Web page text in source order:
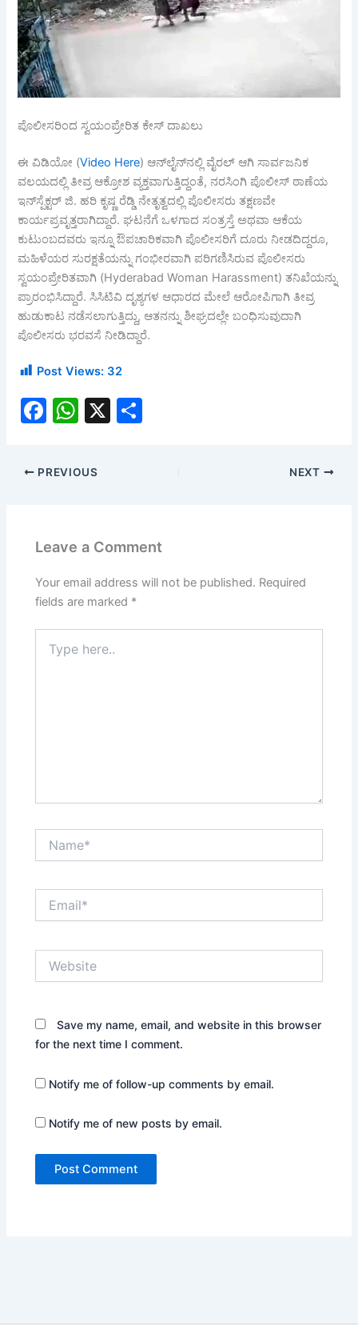
ಪೊಲೀಸರಿಂದ ಸ್ವಯಂಪ್ರೇರಿತ ಕೇಸ್ ದಾಖಲು
ಈ ವಿಡಿಯೋ (Video Here) ಆನ್‌ಲೈನ್‌ನಲ್ಲಿ ವೈರಲ್ ಆಗಿ ಸಾರ್ವಜನಿಕ
ವಲಯದಲ್ಲಿ ತೀವ್ರ ಆಕ್ರೋಶ ವ್ಯಕ್ತವಾಗುತ್ತಿದ್ದಂತೆ, ನರಸಿಂಗಿ ಪೊಲೀಸ್ ಠಾಣೆಯ
ಇನ್‌ಸ್ಪೆಕ್ಟರ್ ಜಿ. ಹರಿ ಕೃಷ್ಣ ರೆಡ್ಡಿ ನೇತೃತ್ವದಲ್ಲಿ ಪೊಲೀಸರು ತಕ್ಷಣವೇ
ಕಾರ್ಯಪ್ರವೃತ್ತರಾಗಿದ್ದಾರೆ. ಘಟನೆಗೆ ಒಳಗಾದ ಸಂತ್ರಸ್ತೆ ಅಥವಾ ಆಕೆಯ
ಕುಟುಂಬದವರು ಇನ್ನೂ ಔಪಚಾರಿಕವಾಗಿ ಪೊಲೀಸರಿಗೆ ದೂರು ನೀಡದಿದ್ದರೂ,
ಮಹಿಳೆಯರ ಸುರಕ್ಷತೆಯನ್ನು ಗಂಭೀರವಾಗಿ ಪರಿಗಣಿಸಿರುವ ಪೊಲೀಸರು
ಸ್ವಯಂಪ್ರೇರಿತವಾಗಿ (Hyderabad Woman Harassment) ತನಿಖೆಯನ್ನು
ಪ್ರಾರಂಭಿಸಿದ್ದಾರೆ. ಸಿಸಿಟಿವಿ ದೃಶ್ಯಗಳ ಆಧಾರದ ಮೇಲೆ ಆರೋಪಿಗಾಗಿ ತೀವ್ರ
ಹುಡುಕಾಟ ನಡೆಸಲಾಗುತ್ತಿದ್ದು, ಆತನನ್ನು ಶೀಘ್ರದಲ್ಲೇ ಬಂಧಿಸುವುದಾಗಿ
ಪೊಲೀಸರು ಭರವಸೆ ನೀಡಿದ್ದಾರೆ.
Post Views: 32
F
c
e
o
k
W
at
s
p
X
PREVIOUS NEXT
Leave a Comment
Your email address will not be published. Required
fields are marked *
here..
Save my name, email, and website in this browser
for the next time I comment.
Notify me of follow-up comments by email.
Notify me of new posts by email.